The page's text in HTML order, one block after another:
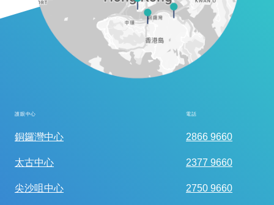
護眼中心 電話
銅鑼灣中心 2866 9660
太古中心 2377 9660
尖沙咀中心 2750 9660